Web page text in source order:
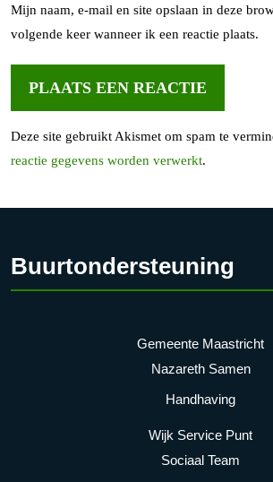
Mijn naam, e-mail en site opslaan in deze
volgende keer wanneer ik een reactie plaats.
Deze site gebruikt Akismet om spam te
reactie gegevens worden verwerkt.
Buurtondersteuning
Gemeente Maastricht
Nazareth Samen
Handhaving
Wijk Service Punt
Sociaal Team